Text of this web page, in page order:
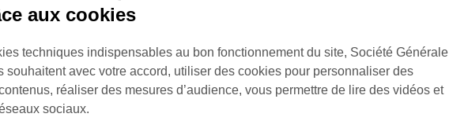
aux cookies
techniques indispensables au bon fonctionnement du site, Société Générale
souhaitent avec votre accord, utiliser des cookies pour personnaliser des
réaliser des mesures d’audience, vous permettre de lire des vidéos et
sociaux.